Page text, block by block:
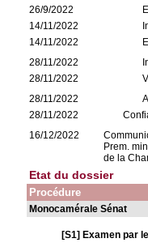
26/9/2022
14/11/2022
14/11/2022
28/11/2022
28/11/2022
28/11/2022
28/11/2022
16/12/2022
Prem.
de la
Etat du dossier
Procédure
Monocamérale Sénat
[S1] Examen par